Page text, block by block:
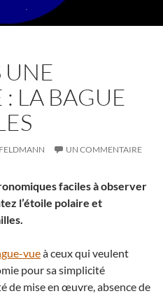
UNE
LA BAGUE
UN COMMENTAIRE
faciles à observer
l’étoile polaire et
vueà ceux qui veulent
pour sa simplicité
de mise en œuvre, absence de